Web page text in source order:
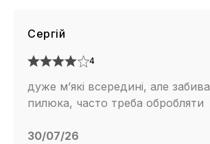
Сергій
4
дуже м’які всередині, але
пилюка, часто треба обробляти
30/07/26